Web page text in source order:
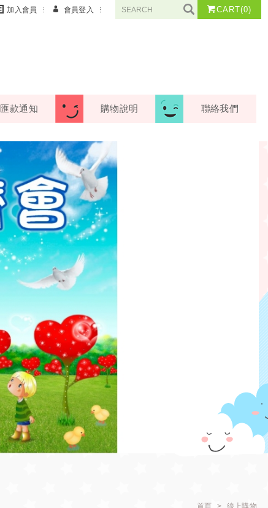
加入會員 會員登入 CART(0)
匯款通知 購物說明 聯絡我們
首頁 線上購物